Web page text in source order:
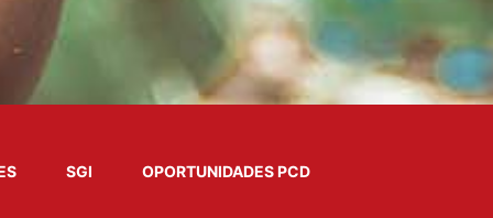
SGI OPORTUNIDADES PCD